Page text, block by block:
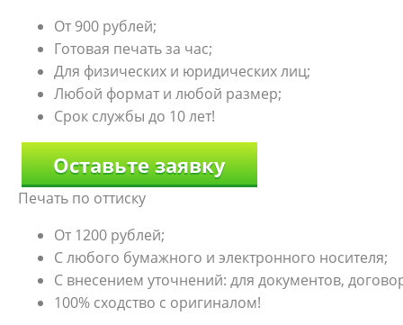
От 900 рублей;
Готовая печать за час;
Для физических и юридических лиц;
Любой формат и любой размер;
Срок службы до 10 лет!
Оставьте заявку
Печать по оттиску
От 1200 рублей;
С любого бумажного и электронного носителя;
С внесением уточнений: для документов,
100% сходство с оригиналом!